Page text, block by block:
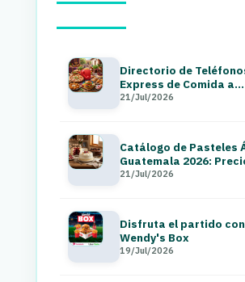
Directorio de
Express de Comida a
Domicilio en Guatemala
21/Jul/2026
Catálogo de Pasteles
Guatemala 2026:
Menú a Domicilio
21/Jul/2026
Disfruta el partido
Wendy's Box
19/Jul/2026